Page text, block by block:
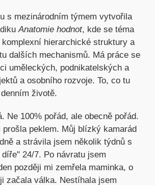
s mezinárodním týmem vytvořila
Anatomie hodnot, kde se téma
hierarchické struktury a
dalších mechanismů. Má práce se
uměleckých, podnikatelských a
a osobního rozvoje. To, co tu
životě.
Ne 100% pořád, ale obecně pořád.
peklem. Můj blízký kamarád
a strávila jsem několik týdnů s
24/7. Po návratu jsem
později mi zemřela maminka, o
začala válka. Nestíhala jsem